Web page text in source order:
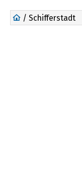
/ Schifferstadt